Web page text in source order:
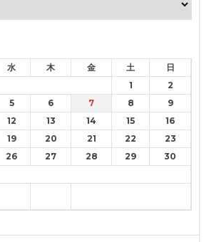
水 木 金 土 日
1
2
5 6 7 8
9
12 13 14 15
16
19 20 21 22
23
26 27 28 29
30